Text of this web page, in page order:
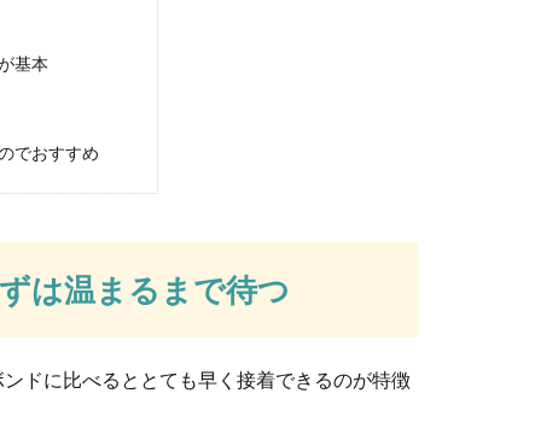
事で起こるリスクを詳しく解説
わないといけないのに、放置して払わないとどうなるのか。支
基本
でおすすめ
は温まるまで待つ
ドに比べるととても早く接着できるのが特徴